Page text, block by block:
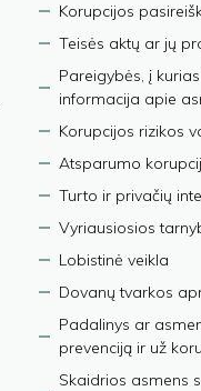
Korupcijos
Teisės aktų ar jų
Pareigybės, į
informacija apie
Korupcijos rizikos
Atsparumo
Turto ir privačių
Vyriausiosios
Lobistinė veikla
Dovanų tvarkos
Padalinys ar
prevenciją ir už
Skaidrios asmens